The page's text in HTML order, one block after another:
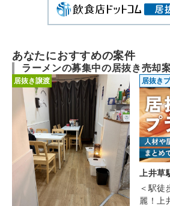
あなたにおすすめの案件
ラーメンの募集中の居抜き売却
居抜き譲渡 居抜き
上井
＜駅徒
麗！上